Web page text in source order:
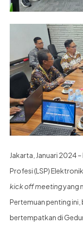
Jakarta, Januari 2024
Profesi (LSP)
kick off meetingyang
Pertemuan penting ini,
bertempatkan di